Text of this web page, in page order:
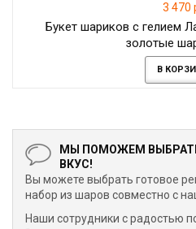
3 470
Букет шариков с гелием
золотые
В
МЫ ПОМОЖЕМ
ВКУС!
Вы можете выбрать готовое
набор из шаров совместно с
Наши сотрудники с радостью